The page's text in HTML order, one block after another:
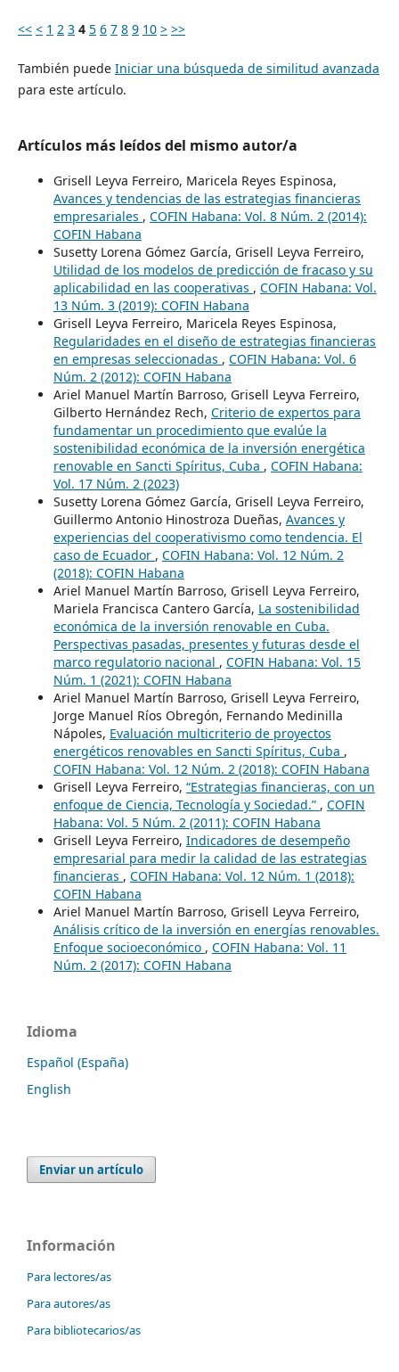
<< < 1 2 3 4 5 6 7 8 9 10 > >>
También puede Iniciar una búsqueda de similitud avanzada
para este artículo.
Artículos más leídos del mismo autor/a
Grisell Leyva Ferreiro, Maricela Reyes Espinosa,
Avances y tendencias de las estrategias financieras
empresariales , COFIN Habana: Vol. 8 Núm. 2 (2014):
COFIN Habana
Susetty Lorena Gómez García, Grisell Leyva Ferreiro,
Utilidad de los modelos de predicción de fracaso y su
aplicabilidad en las cooperativas , COFIN Habana: Vol.
13 Núm. 3 (2019): COFIN Habana
Grisell Leyva Ferreiro, Maricela Reyes Espinosa,
Regularidades en el diseño de estrategias financieras
en empresas seleccionadas , COFIN Habana: Vol. 6
Núm. 2 (2012): COFIN Habana
Ariel Manuel Martín Barroso, Grisell Leyva Ferreiro,
Gilberto Hernández Rech, Criterio de expertos para
fundamentar un procedimiento que evalúe la
sostenibilidad económica de la inversión energética
renovable en Sancti Spíritus, Cuba , COFIN Habana:
Vol. 17 Núm. 2 (2023)
Susetty Lorena Gómez García, Grisell Leyva Ferreiro,
Guillermo Antonio Hinostroza Dueñas, Avances y
experiencias del cooperativismo como tendencia. El
caso de Ecuador , COFIN Habana: Vol. 12 Núm. 2
(2018): COFIN Habana
Ariel Manuel Martín Barroso, Grisell Leyva Ferreiro,
Mariela Francisca Cantero García, La sostenibilidad
económica de la inversión renovable en Cuba.
Perspectivas pasadas, presentes y futuras desde el
marco regulatorio nacional , COFIN Habana: Vol. 15
Núm. 1 (2021): COFIN Habana
Ariel Manuel Martín Barroso, Grisell Leyva Ferreiro,
Jorge Manuel Ríos Obregón, Fernando Medinilla
Nápoles, Evaluación multicriterio de proyectos
energéticos renovables en Sancti Spíritus, Cuba ,
COFIN Habana: Vol. 12 Núm. 2 (2018): COFIN Habana
Grisell Leyva Ferreiro, “Estrategias financieras, con un
enfoque de Ciencia, Tecnología y Sociedad.” , COFIN
Habana: Vol. 5 Núm. 2 (2011): COFIN Habana
Grisell Leyva Ferreiro, Indicadores de desempeño
empresarial para medir la calidad de las estrategias
financieras , COFIN Habana: Vol. 12 Núm. 1 (2018):
COFIN Habana
Ariel Manuel Martín Barroso, Grisell Leyva Ferreiro,
Análisis crítico de la inversión en energías renovables.
Enfoque socioeconómico , COFIN Habana: Vol. 11
Núm. 2 (2017): COFIN Habana
Idioma
Español (España)
English
Enviar un artículo
Información
Para lectores/as
Para autores/as
Para bibliotecarios/as